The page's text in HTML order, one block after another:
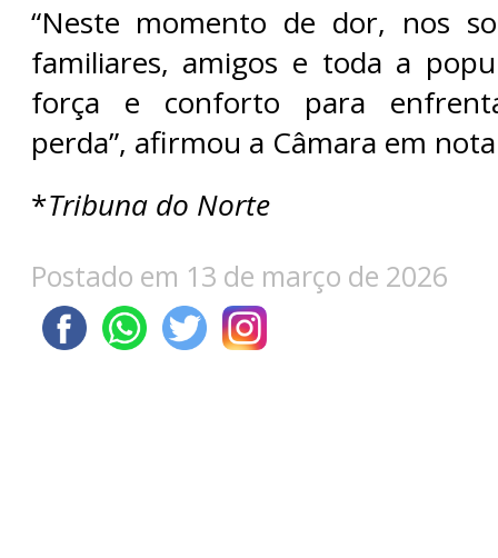
“Neste momento de dor, nos
familiares, amigos e toda a
força e conforto para
perda”, afirmou a Câmara em
*Tribuna do Norte
Postado em 13 de março de 2026